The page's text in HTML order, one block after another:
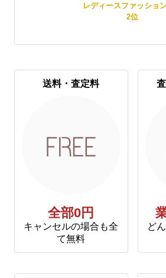
レディースファッショ
2位
送料・査定料
全部0円
キャンセルの場合も全
て無料
ど